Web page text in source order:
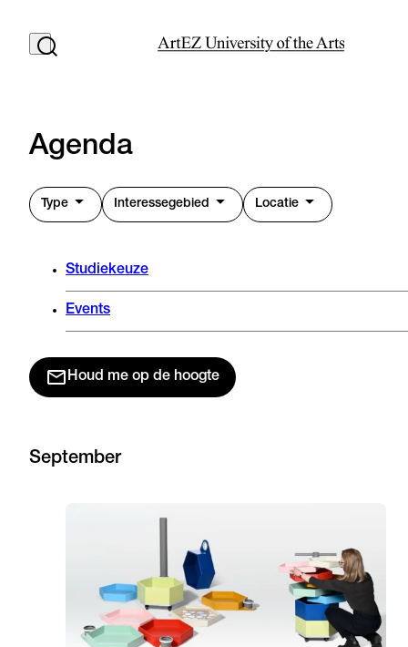
Agenda
Type Interessegebied Locatie
Studiekeuze
Events
Houd me op de hoogte
September